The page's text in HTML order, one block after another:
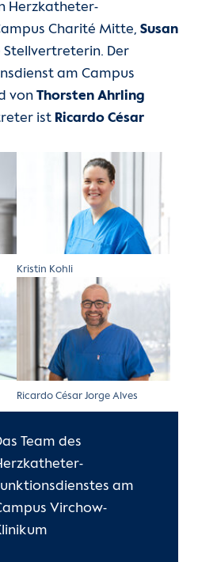
Kristin Kohli
Ricardo César Jorge Alves
Herzkatheter-
Charité Mitte, Susan
Stellvertreterin. Der
am Campus
von Thorsten Ahrling
ist Ricardo César
Team des
am
Virchow-